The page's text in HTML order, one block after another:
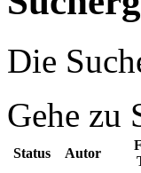
Die
Gehe zu
Status Autor